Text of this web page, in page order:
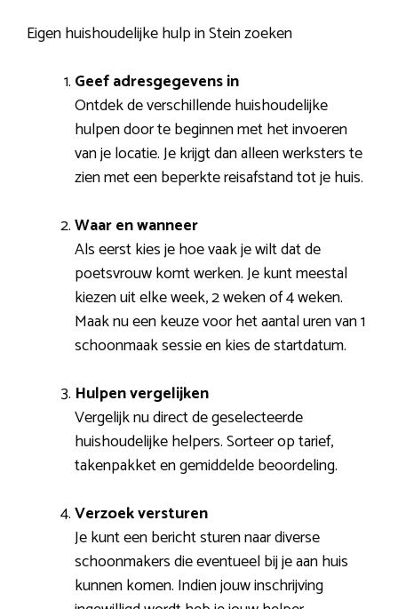
Eigen huishoudelijke hulp in Stein zoeken
Geef adresgegevens in
Ontdek de verschillende huishoudelijke
hulpen door te beginnen met het invoeren
van je locatie. Je krijgt dan alleen werksters te
zien met een beperkte reisafstand tot je huis.
Waar en wanneer
Als eerst kies je hoe vaak je wilt dat de
poetsvrouw komt werken. Je kunt meestal
kiezen uit elke week, 2 weken of 4 weken.
Maak nu een keuze voor het aantal uren van 1
schoonmaak sessie en kies de startdatum.
Hulpen vergelijken
Vergelijk nu direct de geselecteerde
huishoudelijke helpers. Sorteer op tarief,
takenpakket en gemiddelde beoordeling.
Verzoek versturen
Je kunt een bericht sturen naar diverse
schoonmakers die eventueel bij je aan huis
kunnen komen. Indien jouw inschrijving